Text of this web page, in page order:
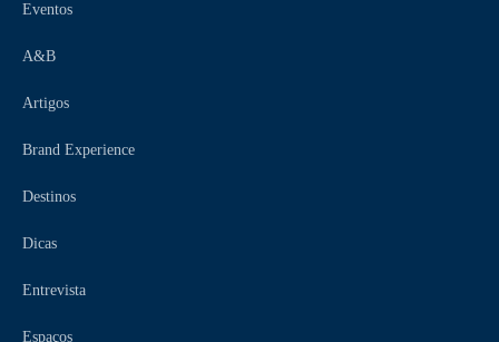
Eventos
A&B
Artigos
Brand Experience
Destinos
Dicas
Entrevista
Espaços